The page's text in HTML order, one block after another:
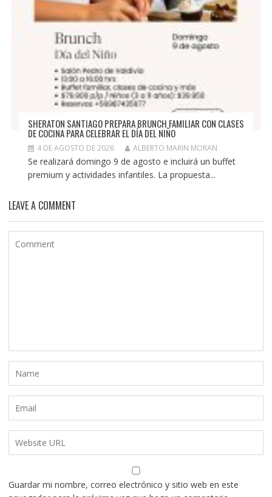
SHERATON SANTIAGO PREPARA BRUNCH FAMILIAR CON CLASES
DE COCINA PARA CELEBRAR EL DÍA DEL NIÑO
4 DE AGOSTO DE 2026 ALBERTO MARIN MORAN
Se realizará domingo 9 de agosto e incluirá un buffet
premium y actividades infantiles. La propuesta...
LEAVE A COMMENT
Guardar mi nombre, correo electrónico y sitio web en este